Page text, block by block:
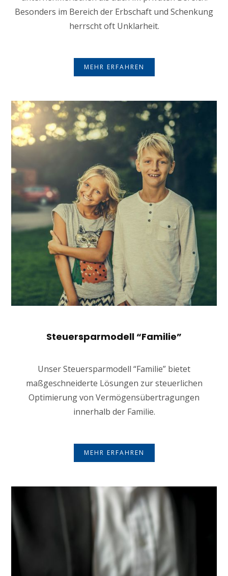
Besonders im Bereich der Erbschaft und Schenkung
herrscht oft Unklarheit.
MEHR ERFAHREN
Steuersparmodell “Familie”
Unser Steuersparmodell “Familie” bietet
maßgeschneiderte Lösungen zur steuerlichen
Optimierung von Vermögensübertragungen
innerhalb der Familie.
MEHR ERFAHREN